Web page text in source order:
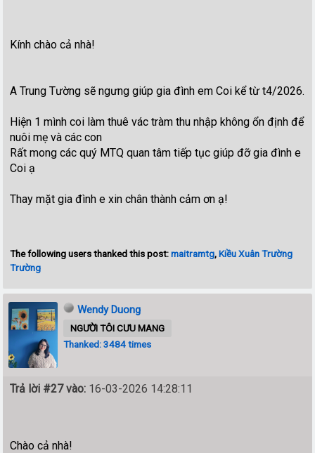
Kính chào cả nhà!
A Trung Tường sẽ ngưng giúp gia đình em Coi kể từ t4/2026.
Hiện 1 mình coi làm thuê vác tràm thu nhập không ổn định để
nuôi mẹ và các con
Rất mong các quý MTQ quan tâm tiếp tục giúp đỡ gia đình e
Coi ạ
Thay mặt gia đình e xin chân thành cảm ơn ạ!
The following users thanked this post:maitramtg,Kiều Xuân Trường
Trường
Wendy Duong
NGƯỜI TÔI CƯU MANG
Thanked: 3484 times
Trả lời #27 vào: 16-03-2026 14:28:11
Chào cả nhà!